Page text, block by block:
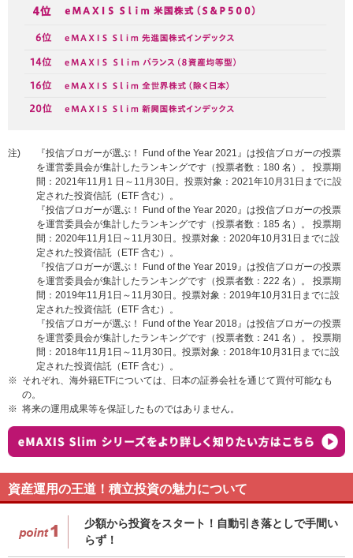
注)
『投信ブロガーが選ぶ！ Fund of the Year 2021』は投信ブロガーの投票
を運営委員会が集計したランキングです（投票者数：180 名）。 投票期
間：2021年11月1 日～11月30日。投票対象：2021年10月31日までに設
定された投資信託（ETF 含む）。
『投信ブロガーが選ぶ！ Fund of the Year 2020』は投信ブロガーの投票
を運営委員会が集計したランキングです（投票者数：185 名）。 投票期
間：2020年11月1日～11月30日。投票対象：2020年10月31日までに設
定された投資信託（ETF 含む）。
『投信ブロガーが選ぶ！ Fund of the Year 2019』は投信ブロガーの投票
を運営委員会が集計したランキングです（投票者数：222 名）。 投票期
間：2019年11月1日～11月30日。投票対象：2019年10月31日までに設
定された投資信託（ETF 含む）。
『投信ブロガーが選ぶ！ Fund of the Year 2018』は投信ブロガーの投票
を運営委員会が集計したランキングです（投票者数：241 名）。 投票期
間：2018年11月1日～11月30日。投票対象：2018年10月31日までに設
定された投資信託（ETF 含む）。
※ それぞれ、海外籍ETFについては、日本の証券会社を通じて買付可能なも
の。
※ 将来の運用成果等を保証したものではありません。
資産運用の王道！積立投資の魅力について
少額から投資をスタート！自動引き落としで手間い
らず！